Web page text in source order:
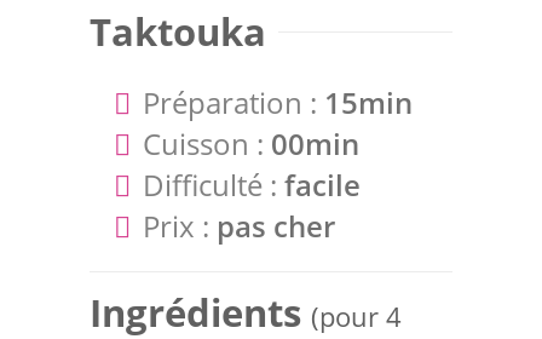
Taktouka
Préparation : 15min
Cuisson : 00min
Difficulté : facile
Prix : pas cher
Ingrédients (pour 4